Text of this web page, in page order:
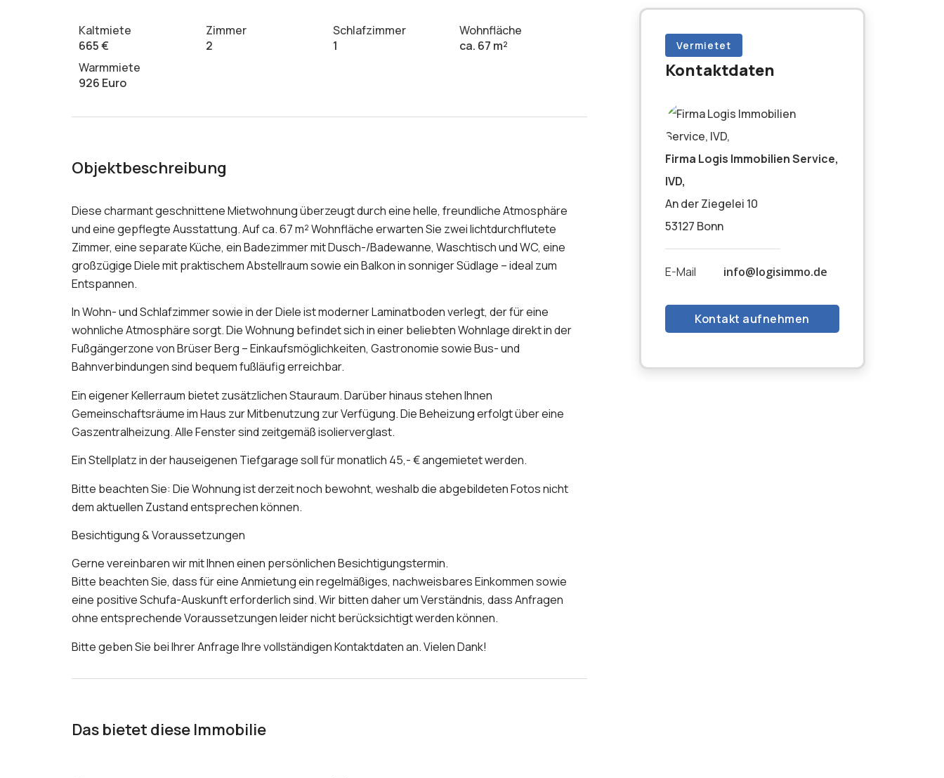
Kaltmiete
665 €
Zimmer
2
Schlafzimmer
1
Wohnfläche
ca. 67 m²
Warmmiete
926 Euro
Objektbeschreibung
Diese charmant geschnittene Mietwohnung überzeugt durch eine helle, freundliche Atmosphäre
und eine gepflegte Ausstattung. Auf ca. 67 m² Wohnfläche erwarten Sie zwei lichtdurchflutete
Zimmer, eine separate Küche, ein Badezimmer mit Dusch-/Badewanne, Waschtisch und WC, eine
großzügige Diele mit praktischem Abstellraum sowie ein Balkon in sonniger Südlage – ideal zum
Entspannen.
In Wohn- und Schlafzimmer sowie in der Diele ist moderner Laminatboden verlegt, der für eine
wohnliche Atmosphäre sorgt. Die Wohnung befindet sich in einer beliebten Wohnlage direkt in der
Fußgängerzone von Brüser Berg – Einkaufsmöglichkeiten, Gastronomie sowie Bus- und
Bahnverbindungen sind bequem fußläufig erreichbar.
Ein eigener Kellerraum bietet zusätzlichen Stauraum. Darüber hinaus stehen Ihnen
Gemeinschaftsräume im Haus zur Mitbenutzung zur Verfügung. Die Beheizung erfolgt über eine
Gaszentralheizung. Alle Fenster sind zeitgemäß isolierverglast.
Ein Stellplatz in der hauseigenen Tiefgarage soll für monatlich 45,- € angemietet werden.
Bitte beachten Sie: Die Wohnung ist derzeit noch bewohnt, weshalb die abgebildeten Fotos nicht
dem aktuellen Zustand entsprechen können.
Besichtigung & Voraussetzungen
Gerne vereinbaren wir mit Ihnen einen persönlichen Besichtigungstermin.
Bitte beachten Sie, dass für eine Anmietung ein regelmäßiges, nachweisbares Einkommen sowie
eine positive Schufa-Auskunft erforderlich sind. Wir bitten daher um Verständnis, dass Anfragen
ohne entsprechende Voraussetzungen leider nicht berücksichtigt werden können.
Bitte geben Sie bei Ihrer Anfrage Ihre vollständigen Kontaktdaten an. Vielen Dank!
Das bietet diese Immobilie
Vermietet
Kontaktdaten
Firma Logis Immobilien Service,
IVD,
An der Ziegelei 10
53127 Bonn
E-Mail info@logisimmo.de
Kontakt aufnehmen